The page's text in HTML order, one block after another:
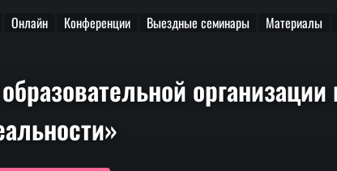
Онлайн Конференции Выездные семинары Материалы
организации